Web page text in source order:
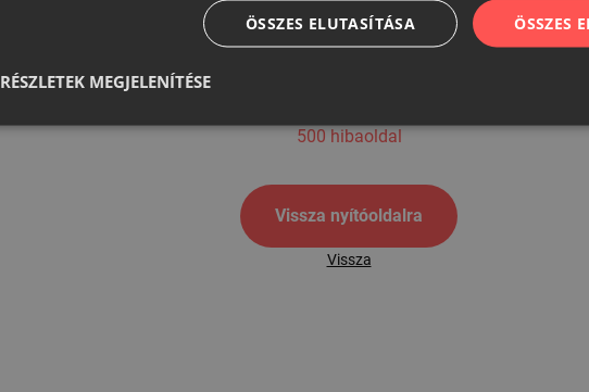
500
500 hibaoldal
Vissza nyítóoldalra
Vissza
ÖSSZES
ÖSSZES ELUTASÍTÁSA
RÉSZLETEK MEGJELENÍTÉSE